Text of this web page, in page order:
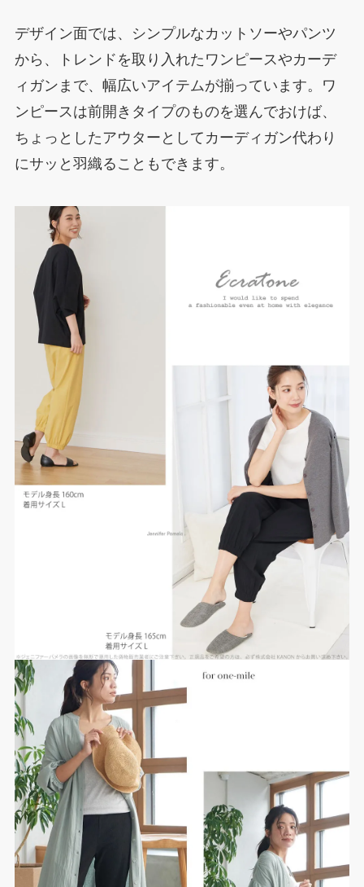
デザイン面では、シンプルなカットソーやパンツ
から、トレンドを取り入れたワンピースやカーデ
ィガンまで、幅広いアイテムが揃っています。ワ
ンピースは前開きタイプのものを選んでおけば、
ちょっとしたアウターとしてカーディガン代わり
にサッと羽織ることもできます。